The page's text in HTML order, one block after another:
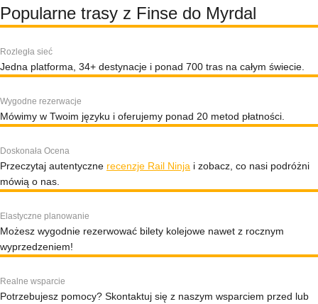
Popularne trasy z Finse do Myrdal
Rozległa sieć
Jedna platforma, 34+ destynacje i ponad 700 tras na całym świecie.
Wygodne rezerwacje
Mówimy w Twoim języku i oferujemy ponad 20 metod płatności.
Doskonała Ocena
Przeczytaj autentyczne recenzje Rail Ninja i zobacz, co nasi podróżni
mówią o nas.
Elastyczne planowanie
Możesz wygodnie rezerwować bilety kolejowe nawet z rocznym
wyprzedzeniem!
Realne wsparcie
Potrzebujesz pomocy? Skontaktuj się z naszym wsparciem przed lub